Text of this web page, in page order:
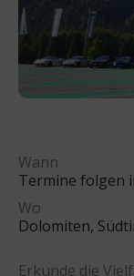
Wann
Termine folgen
Wo
Dolomiten,
Erkunde die